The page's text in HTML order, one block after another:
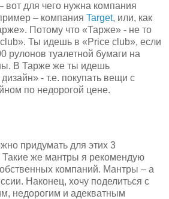
вот для чего нужна компания
– компания Target, или, как
Потому что «Тарже» - не то
Ты идешь в «Price club», если
рулонов туалетной бумаги на
В Тарже же ты идешь
- т.е. покупать вещи с
по недорогой цене.
придумать для этих 3
же мантры я рекомендую
компаний. Мантры – а
Наконец, хочу поделиться с
недорогим и адекватным